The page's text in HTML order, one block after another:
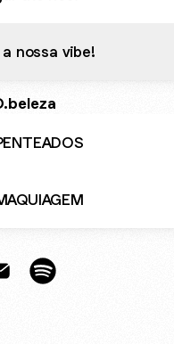
nossa vibe!